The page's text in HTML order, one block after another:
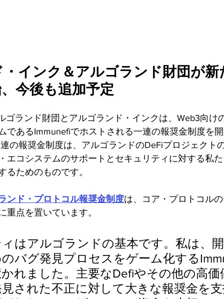
インク＆アルゴランド財団が新
今後も追加予定
ゴランド財団とアルゴランド・インクは、Web3向け
であるImmunefiでホストされる一連の報奨金制度を
の報奨金制度は、アルゴランドのDeFiプロジェクト
エコシステムのサポートとセキュリティに対する私
るためのものです。
ンド・プロトコル報奨金制度は、コア・プロトコル
重点を置いています。
ィはアルゴランドの基本です。私は、
バグ発見プロセスをゲーム化する
れました。主要なDefiやその他の高価
された不正に対して大きな報奨金を